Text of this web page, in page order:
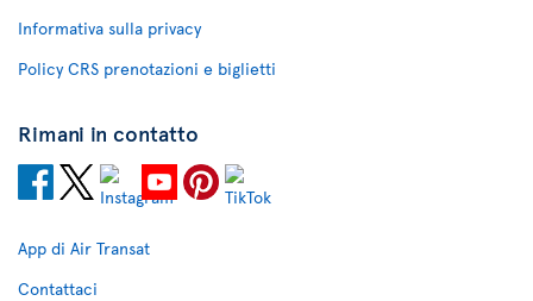
Informativa sulla privacy
Policy CRS prenotazioni e biglietti
Rimani in contatto
App di Air Transat
Contattaci